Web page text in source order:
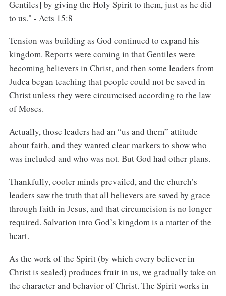
Gentiles] by giving the Holy Spirit to them, just as he did
to us." - Acts 15:8
Tension was building as God continued to expand his
kingdom. Reports were coming in that Gentiles were
becoming believers in Christ, and then some leaders from
Judea began teaching that people could not be saved in
Christ unless they were circumcised according to the law
of Moses.
Actually, those leaders had an “us and them” attitude
about faith, and they wanted clear markers to show who
was included and who was not. But God had other plans.
Thankfully, cooler minds prevailed, and the church’s
leaders saw the truth that all believers are saved by grace
through faith in Jesus, and that circumcision is no longer
required. Salvation into God’s kingdom is a matter of the
heart.
As the work of the Spirit (by which every believer in
Christ is sealed) produces fruit in us, we gradually take on
the character and behavior of Christ. The Spirit works in